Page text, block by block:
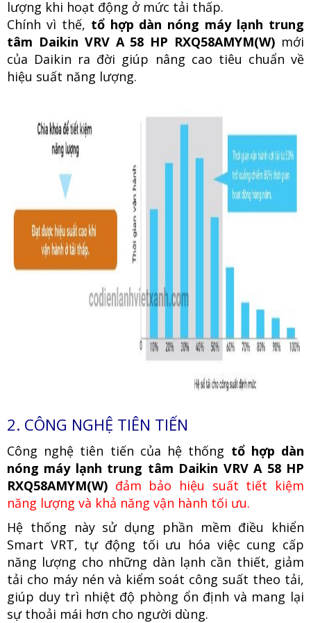
lượng khi hoạt động ở mức tải thấp.
Chính vì thế, tổ hợp dàn nóng máy lạnh trung
tâm Daikin VRV A 58 HP RXQ58AMYM(W) mới
của Daikin ra đời giúp nâng cao tiêu chuẩn về
hiệu suất năng lượng.
2. CÔNG NGHỆ TIÊN TIẾN
Công nghệ tiên tiến của hệ thống tổ hợp dàn
nóng máy lạnh trung tâm Daikin VRV A 58 HP
RXQ58AMYM(W) đảm bảo hiệu suất tiết kiệm
năng lượng và khả năng vận hành tối ưu.
Hệ thống này sử dụng phần mềm điều khiển
Smart VRT, tự động tối ưu hóa việc cung cấp
năng lượng cho những dàn lạnh cần thiết, giảm
tải cho máy nén và kiểm soát công suất theo tải,
giúp duy trì nhiệt độ phòng ổn định và mang lại
sự thoải mái hơn cho người dùng.